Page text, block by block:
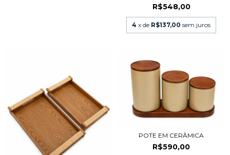
R$548,00
4 x de R$137,00 sem juros
POTE EM CERÂMICA
R$590,00